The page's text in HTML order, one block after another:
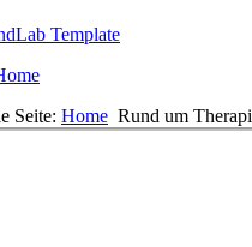
Seite: Home Rund um